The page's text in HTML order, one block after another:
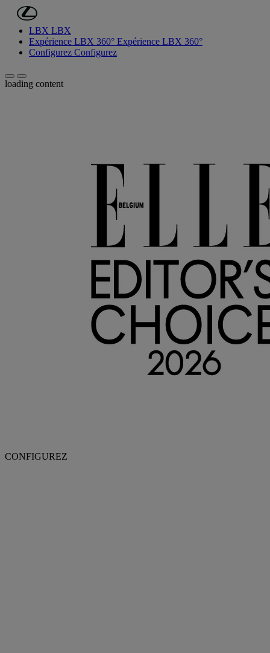
Passer au contenu principal
LBX LBX
Expérience LBX 360° Expérience LBX 360°
Configurez Configurez
Défilement vers la gauche
Défilement vers la droite
loading content
CONFIGUREZ